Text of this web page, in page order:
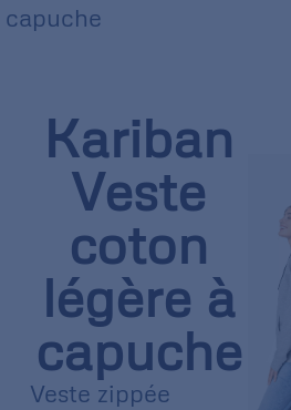
capuche
Kariban
Veste
coton
légère à
capuche
Veste zippée